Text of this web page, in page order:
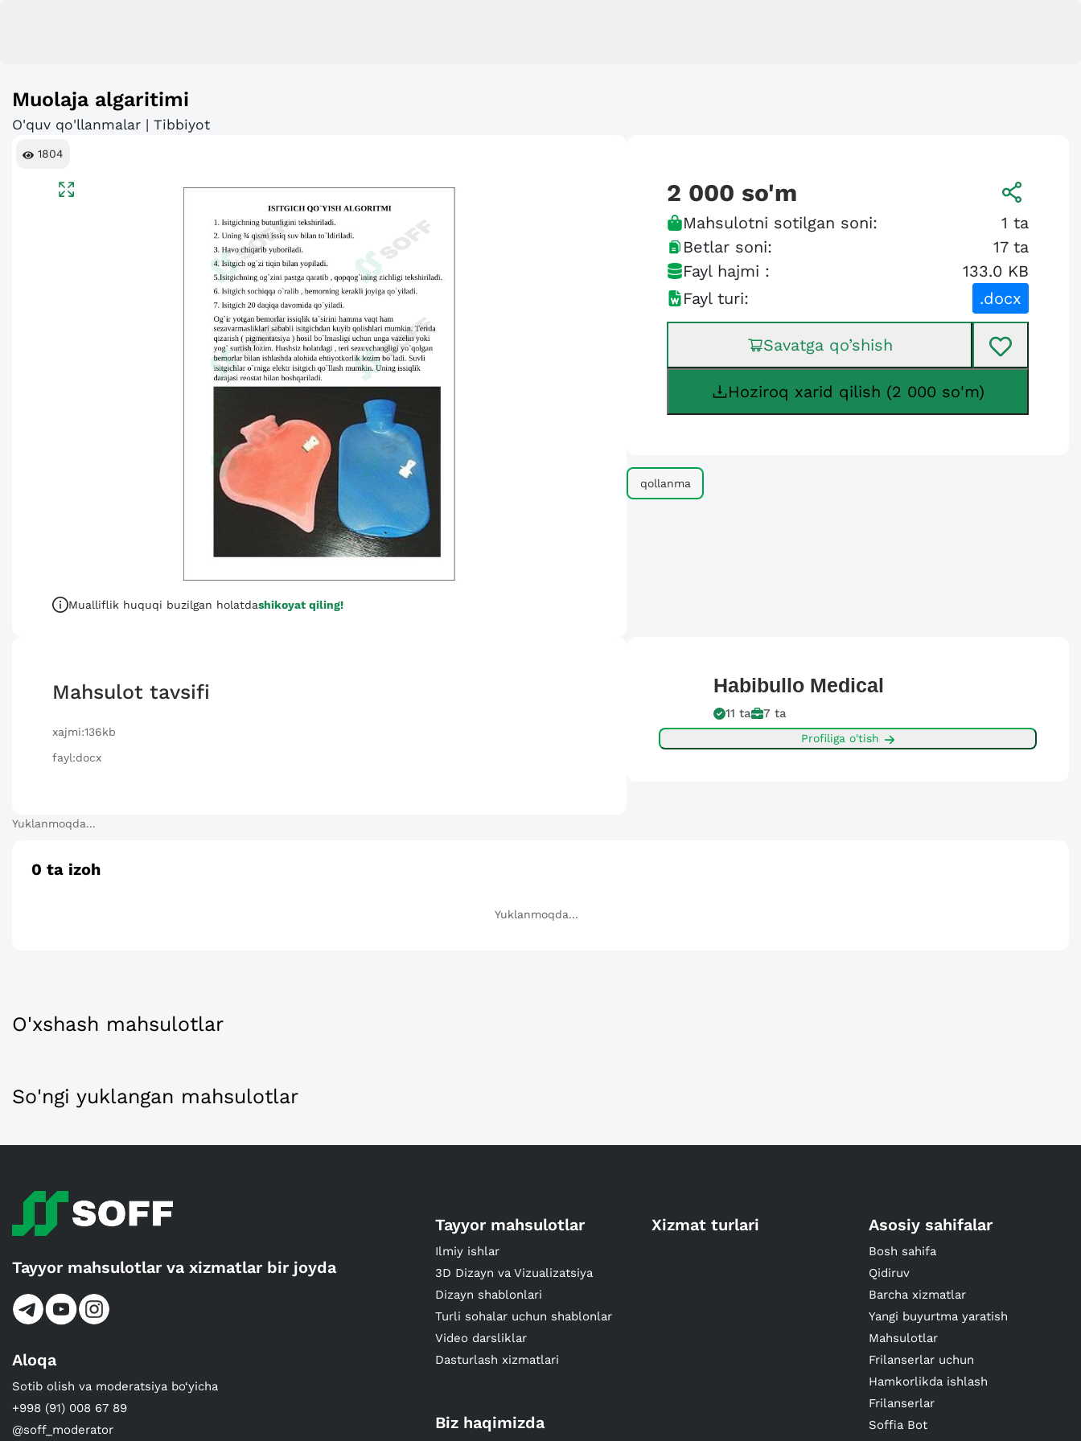
Muolaja algaritimi
O'quv qo'llanmalar | Tibbiyot
1804
Mualliflik huquqi buzilgan holatdashikoyat qiling!
2 000 so'm
Mahsulotni sotilgan soni: 1 ta
Betlar soni:
17ta
Fayl hajmi :
133.0 KB
Fayl turi:
.docx
Savatga qo’shish
Hoziroq xarid qilish (2 000 so'm)
qollanma
Mahsulot tavsifi
xajmi:136kb
fayl:docx
Habibullo Medical
11 ta 7 ta
Profiliga o'tish
Yuklanmoqda...
0 ta izoh
Yuklanmoqda...
O'xshash mahsulotlar
So'ngi yuklangan mahsulotlar
Tayyor mahsulotlar va xizmatlar bir joyda
Aloqa
Sotib olish va moderatsiya bo‘yicha
+998 (91) 008 67 89
@soff_moderator
Tayyor mahsulotlar
Ilmiy ishlar
3D Dizayn va Vizualizatsiya
Dizayn shablonlari
Turli sohalar uchun shablonlar
Video darsliklar
Dasturlash xizmatlari
Xizmat turlari Asosiy sahifalar
Bosh sahifa
Qidiruv
Barcha xizmatlar
Yangi buyurtma yaratish
Mahsulotlar
Frilanserlar uchun
Hamkorlikda ishlash
Frilanserlar
Soffia Bot
Biz haqimizda